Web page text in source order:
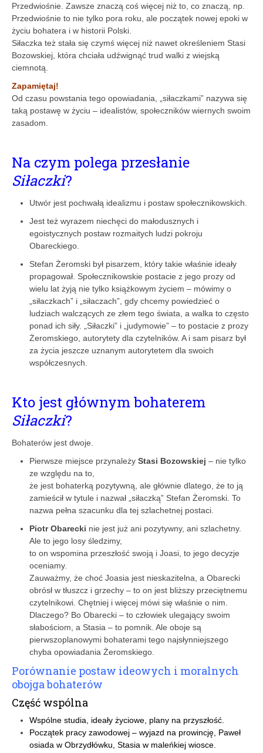
Przedwiośnie. Zawsze znaczą coś więcej niż to, co znaczą, np.
Przedwiośnie to nie tylko pora roku, ale początek nowej epoki w
życiu bohatera i w historii Polski.
Siłaczka też stała się czymś więcej niż nawet określeniem Stasi
Bozowskiej, która chciała udźwignąć trud walki z wiejską
ciemnotą.
Zapamiętaj!
Od czasu powstania tego opowiadania, „siłaczkami” nazywa się
taką postawę w życiu – idealistów, społeczników wiernych swoim
zasadom.
Na czym polega przesłanie
Siłaczki?
Utwór jest pochwałą idealizmu i postaw społecznikowskich.
Jest też wyrazem niechęci do małodusznych i
egoistycznych postaw rozmaitych ludzi pokroju
Obareckiego.
Stefan Żeromski był pisarzem, który takie właśnie ideały
propagował. Społecznikowskie postacie z jego prozy od
wielu lat żyją nie tylko książkowym życiem – mówimy o
„siłaczkach” i „siłaczach”, gdy chcemy powiedzieć o
ludziach walczących ze złem tego świata, a walka to często
ponad ich siły. „Siłaczki” i „judymowie” – to postacie z prozy
Żeromskiego, autorytety dla czytelników. A i sam pisarz był
za życia jeszcze uznanym autorytetem dla swoich
współczesnych.
Kto jest głównym bohaterem
Siłaczki?
Bohaterów jest dwoje.
Pierwsze miejsce przynależy Stasi Bozowskiej – nie tylko
ze względu na to,
że jest bohaterką pozytywną, ale głównie dlatego, że to ją
zamieścił w tytule i nazwał „siłaczką” Stefan Żeromski. To
nazwa pełna szacunku dla tej szlachetnej postaci.
Piotr Obarecki nie jest już ani pozytywny, ani szlachetny.
Ale to jego losy śledzimy,
to on wspomina przeszłość swoją i Joasi, to jego decyzje
oceniamy.
Zauważmy, że choć Joasia jest nieskazitelna, a Obarecki
obrósł w tłuszcz i grzechy – to on jest bliższy przeciętnemu
czytelnikowi. Chętniej i więcej mówi się właśnie o nim.
Dlaczego? Bo Obarecki – to człowiek ulegający swoim
słabościom, a Stasia – to pomnik. Ale oboje są
pierwszoplanowymi bohaterami tego najsłynniejszego
chyba opowiadania Żeromskiego.
Porównanie postaw ideowych i moralnych
obojga bohaterów
Część wspólna
Wspólne studia, ideały życiowe, plany na przyszłość.
Początek pracy zawodowej – wyjazd na prowincję, Paweł
osiada w Obrzydłówku, Stasia w maleńkiej wiosce.